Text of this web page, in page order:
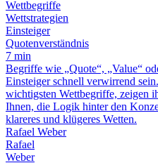
Wettbegriffe
Wettstrategien
Einsteiger
Quotenverständnis
7 min
Begriffe wie „Quote“, „Value“
Einsteiger schnell verwirrend
wichtigsten Wettbegriffe, zeigen
Ihnen, die Logik hinter den
klareres und klügeres Wetten.
Rafael Weber
Rafael
Weber